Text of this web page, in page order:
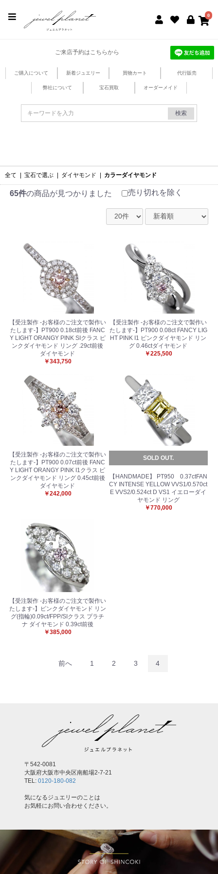
0
ご来店予約はこちらから
ご購入について 新着ジュエリー 買物カート 代行販売
弊社について 宝石買取 オーダーメイド
検索
全て 宝石で選ぶ ダイヤモンド カラーダイヤモンド
65件の商品が見つかりました 売り切れを除く
【受注製作 -お客様のご注文で製作い
たします-】PT900 0.18ct前後 FANC
Y LIGHT ORANGY PINK SIクラス ピ
ンクダイヤモンド リング .29ct前後
ダイヤモンド
￥343,750
【受注製作 -お客様のご注文で製作い
たします-】PT900 0.08ct FANCY LIG
HT PINK I1 ピンクダイヤモンド リン
グ 0.46ctダイヤモンド
￥225,500
【受注製作 -お客様のご注文で製作い
たします-】PT900 0.07ct前後 FANC
Y LIGHT ORANGY PINK I1クラス ピ
ンクダイヤモンド リング 0.45ct前後
ダイヤモンド
￥242,000
SOLD OUT.
【HANDMADE】 PT950 0.37ctFAN
CY INTENSE YELLOW VVS1/0.570ct
E VVS2/0.524ct D VS1 イエローダイ
ヤモンド リング
￥770,000
【受注製作 -お客様のご注文で製作い
たします-】ピンクダイヤモンド リン
グ(指輪)0.09ct/FPP/SIクラス プラチ
ナ ダイヤモンド 0.39ct前後
￥385,000
お買い物を続ける
前へ 1 2 3 4
〒542-0081
大阪府大阪市中央区南船場2-7-21
TEL: 0120-180-082
気になるジュエリーのことは
お気軽にお問い合わせください。